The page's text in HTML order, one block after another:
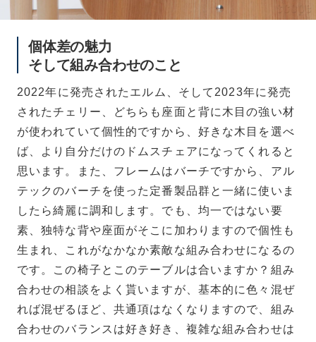
個体差の魅力
そして組み合わせのこと
2022年に発売されたエルム、そして2023年に発売
されたチェリー、どちらも座面と背に木目の強い材
が使われていて個性的ですから、好きな木目を選べ
ば、より自分だけのドムスチェアになってくれると
思います。また、フレームはバーチですから、アル
テックのバーチを使った定番製品群と一緒に使いま
したら綺麗に調和します。でも、均一ではない要
素、独特な背や座面がそこに加わりますので個性も
生まれ、これがなかなか素敵な組み合わせになるの
です。この椅子とこのテーブルは合いますか？組み
合わせの相談をよく貰いますが、基本的に色々混ぜ
れば混ぜるほど、共通項はなくなりますので、組み
合わせのバランスは好き好き、複雑な組み合わせは